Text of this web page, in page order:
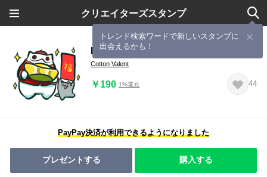
クリエイターズスタンプ
トレンド検索ワードで新しいスタンプに
出会えるかも！
Meawbin in Lunar New year
Cotton Valent
￥190 1%還元 44
PayPay決済が利用できるようになりました
プレゼントする 購入する